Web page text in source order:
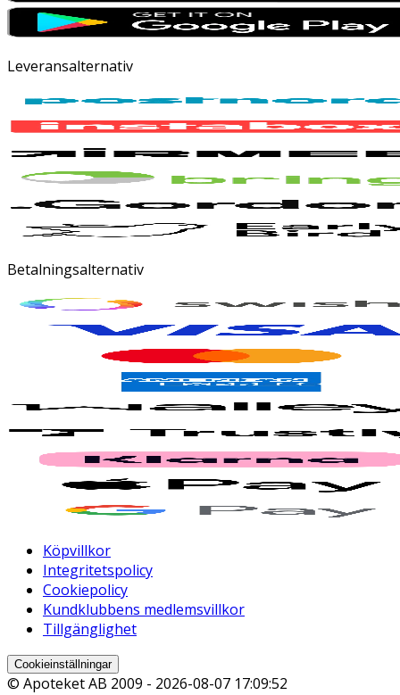
Leveransalternativ
Betalningsalternativ
Köpvillkor
Integritetspolicy
Cookiepolicy
Kundklubbens medlemsvillkor
Tillgänglighet
Cookieinställningar
© Apoteket AB 2009 - 2026-08-07 17:09:52